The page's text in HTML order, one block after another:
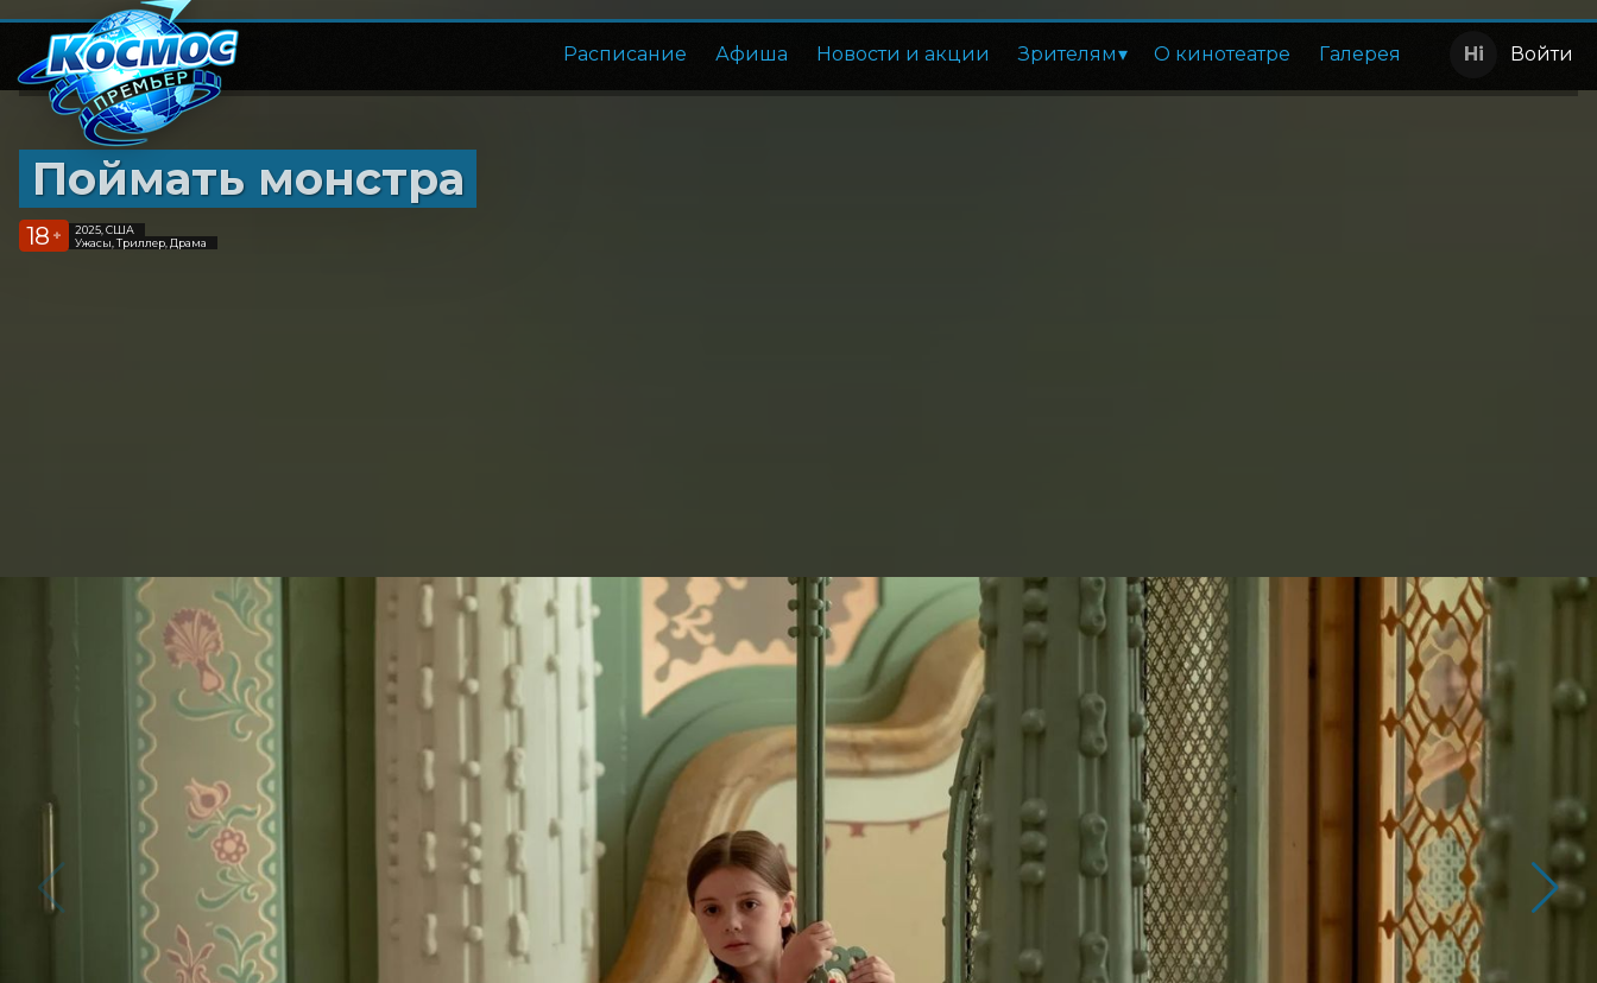
Расписание Афиша Новости и акции Зрителям О кинотеатре Галерея Войти
Поймать монстра
18 +
2025, США
Ужасы, Триллер, Драма